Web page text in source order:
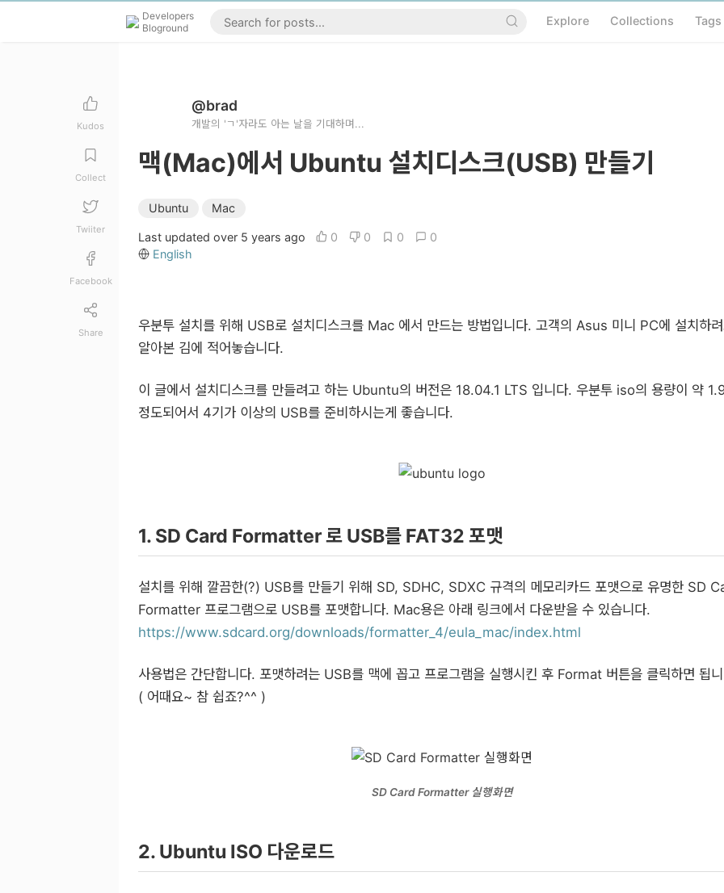
Developers
Bloground
Explore Collections Tags
Kudos
Collect
Twiiter
Facebook
Share
@brad
개발의 'ㄱ'자라도 아는 날을 기대하며...
맥(Mac)에서 Ubuntu 설치디스크(USB) 만들기
Ubuntu Mac
Last updated over 5 years ago 0 0 0
0
English
우분투 설치를 위해 USB로 설치디스크를 Mac 에서 만드는 방법입니다. 고객의 Asus 미니 PC에 설치하
알아본 김에 적어놓습니다.
이 글에서 설치디스크를 만들려고 하는 Ubuntu의 버전은 18.04.1 LTS 입니다. 우분투 iso의 용량이 약
정도되어서 4기가 이상의 USB를 준비하시는게 좋습니다.
1. SD Card Formatter 로 USB를 FAT32 포맷
설치를 위해 깔끔한(?) USB를 만들기 위해 SD, SDHC, SDXC 규격의 메모리카드 포맷으로 유명한 SD
Formatter 프로그램으로 USB를 포맷합니다. Mac용은 아래 링크에서 다운받을 수 있습니다.
https://www.sdcard.org/downloads/formatter_4/eula_mac/index.html
사용법은 간단합니다. 포맷하려는 USB를 맥에 꼽고 프로그램을 실행시킨 후 Format 버튼을 클릭하면 됩
( 어때요~ 참 쉽죠?^^ )
SD Card Formatter 실행화면
2. Ubuntu ISO 다운로드